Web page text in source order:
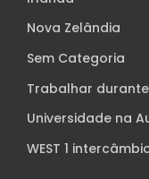
Nova Zelândia
Sem Categoria
Trabalhar
Universidade na
WEST 1